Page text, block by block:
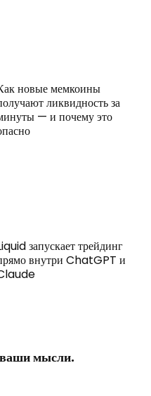
новые мемкоины
ликвидность за
— и почему это
запускает трейдинг
внутри ChatGPT и
мысли.